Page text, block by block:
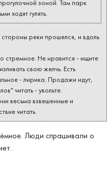
зоной. Там парк
ходят гулять.
реки прошелся, и вдоль
стремное. Не нравится - ищите
свою желчь. Есть
- лирика. Продажи идут,
читать - увольте.
весьма взвешенные и
читать.
Люди спрашивали о